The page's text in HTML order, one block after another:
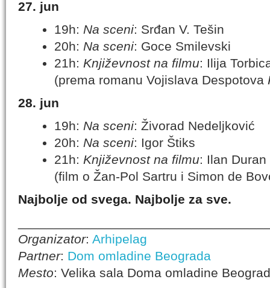
27. jun
19h: Na sceni: Srđan V. Tešin
20h: Na sceni: Goce Smilevski
21h: Književnost na filmu: Ilija
(prema romanu Vojislava Despotova
28. jun
19h: Na sceni: Živorad Nedeljković
20h: Na sceni: Igor Štiks
21h: Književnost na filmu: Ilan
(film o Žan-Pol Sartru i Simon de
Najbolje od svega. Najbolje za sve.
Organizator: Arhipelag
Partner: Dom omladine Beograda
Mesto: Velika sala Doma omladine